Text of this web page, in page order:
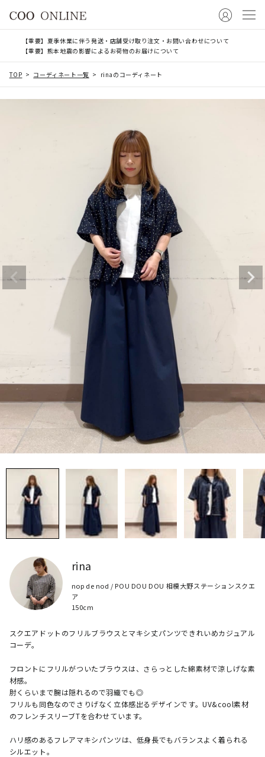
【重要】夏季休業に伴う発送・店舗受け取り注文・お問い合わせについて
【重要】熊本地震の影響によるお荷物のお届けについて
TOP コーディネート一覧 rinaのコーディネート
rina
nop de nod / POU DOU DOU 相模大野ステーションスクエ
ア
150cm
スクエアドットのフリルブラウスとマキシ丈パンツできれいめカジュアル
コーデ。
フロントにフリルがついたブラウスは、さらっとした綿素材で涼しげな素
材感。
肘くらいまで腕は隠れるので羽織でも◎
フリルも同色なのでさりげなく立体感出るデザインです。UV&cool素材
のフレンチスリーブTを合わせています。
ハリ感のあるフレアマキシパンツは、低身長でもバランスよく着られる
シルエット。